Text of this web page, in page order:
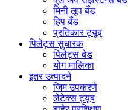
मिनी लूप बँड
हिप बँड
प्रतिकार ट्यूब
पिलेट्स सुधारक
पिलेट्स बेड
योग मालिका
इतर उत्पादने
जिम उपकरणे
लेटेक्स ट्यूब